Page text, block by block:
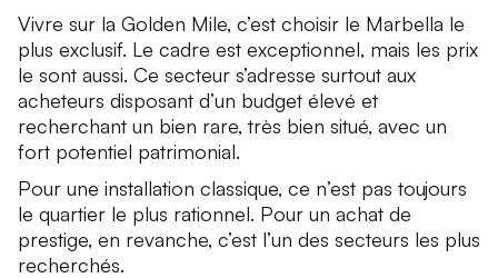
Vivre sur la Golden Mile, c’est choisir le Marbella le
plus exclusif. Le cadre est exceptionnel, mais les prix
le sont aussi. Ce secteur s’adresse surtout aux
acheteurs disposant d’un budget élevé et
recherchant un bien rare, très bien situé, avec un
fort potentiel patrimonial.
Pour une installation classique, ce n’est pas toujours
le quartier le plus rationnel. Pour un achat de
prestige, en revanche, c’est l’un des secteurs les plus
recherchés.